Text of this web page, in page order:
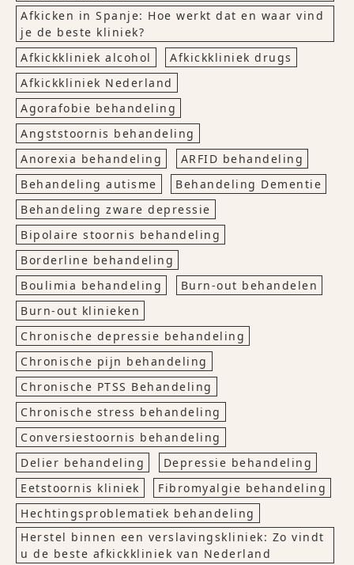
Afkicken in Spanje: Hoe werkt dat en waar vind
je de beste kliniek?
Afkickkliniek alcohol
Afkickkliniek drugs
Afkickkliniek Nederland
Agorafobie behandeling
Angststoornis behandeling
Anorexia behandeling
ARFID behandeling
Behandeling autisme
Behandeling Dementie
Behandeling zware depressie
Bipolaire stoornis behandeling
Borderline behandeling
Boulimia behandeling
Burn-out behandelen
Burn-out klinieken
Chronische depressie behandeling
Chronische pijn behandeling
Chronische PTSS Behandeling
Chronische stress behandeling
Conversiestoornis behandeling
Delier behandeling
Depressie behandeling
Eetstoornis kliniek
Fibromyalgie behandeling
Hechtingsproblematiek behandeling
Herstel binnen een verslavingskliniek: Zo vindt
u de beste afkickkliniek van Nederland